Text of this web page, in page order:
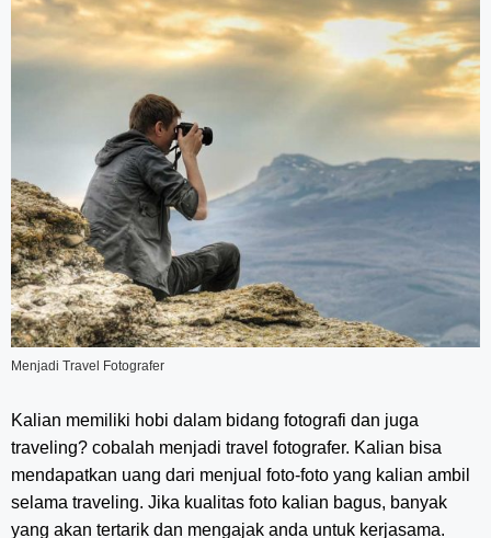
Menjadi Travel Fotografer
Kalian memiliki hobi dalam bidang fotografi dan juga
traveling? cobalah menjadi travel fotografer. Kalian bisa
mendapatkan uang dari menjual foto-foto yang kalian ambil
selama traveling. Jika kualitas foto kalian bagus, banyak
yang akan tertarik dan mengajak anda untuk kerjasama.